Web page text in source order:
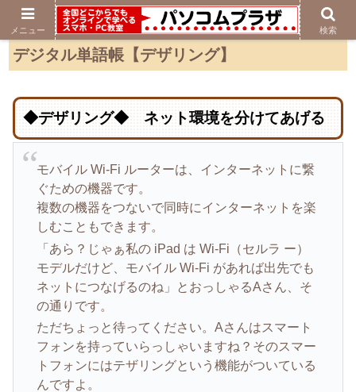
デジタル単語帳【デザリング】
◆デザリング◆ ネット環境を分けてあげる
モバイル Wi-Fi ルーターは、インターネットに繋
ぐための機器です。
複数の機器をつないで同時にインターネットを楽
しむこともできます。
「あら？じゃぁ私の iPad は Wi-Fi（セルラ ー）
モデルだけど、モバイル Wi-Fi があれば出先でも
ネットにつなげるのね」とおっしゃるAさん、そ
の通りです。
ただちょっと待ってください。Aさんはスマート
フォンを持っていらっしゃいますね？そのスマー
トフォンにはテザリングという機能がついている
んですよ。
メニュー 検索